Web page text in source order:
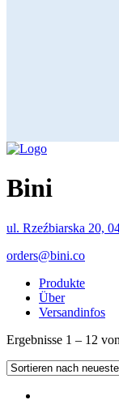
Bini
ul. Rzeźbiarska 20,
orders@bini.co
Produkte
Über
Versandinfos
Ergebnisse 1 – 12